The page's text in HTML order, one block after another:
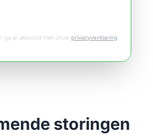
ga je akkoord met onze privacyverklaring
storingen